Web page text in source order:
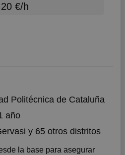
20 €/h
Politécnica de Cataluña
año
y 65 otros distritos
la base para asegurar